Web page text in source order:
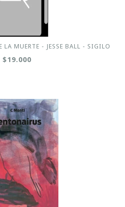
LA MUERTE - JESSE BALL - SIGILO
$19.000